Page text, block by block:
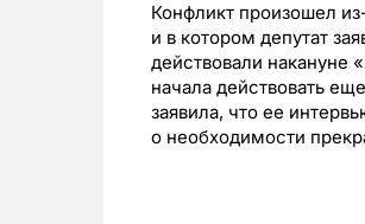
Конфликт произошел
и в котором депутат
действовали накануне
начала действовать
заявила, что ее
о необходимости